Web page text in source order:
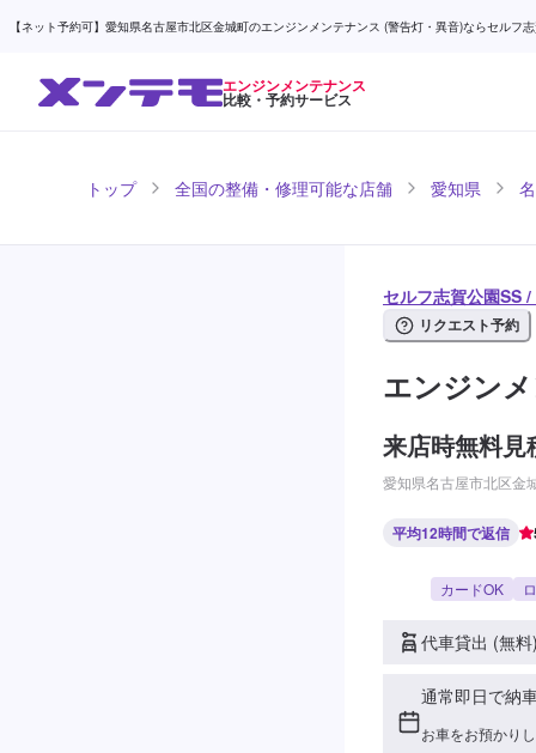
【ネット予約可】愛知県名古屋市北区金城町のエンジンメンテナンス (警告灯・異音)ならセルフ
エンジンメンテナンス
比較・予約サービス
トップ 全国の整備・修理可能な店舗 愛知県
セルフ志賀公園SS
リクエスト予約
エンジン
来店時無料見
愛知県名古屋市北区金
平均12時間で返信
カードOK
代車貸出 (無
通常即日で納
お車をお預かり